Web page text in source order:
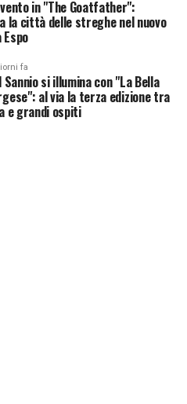
in "The Goatfather":
la città delle streghe nel nuovo
fa
Sannio si illumina con "La Bella
al via la terza edizione tra
e grandi ospiti